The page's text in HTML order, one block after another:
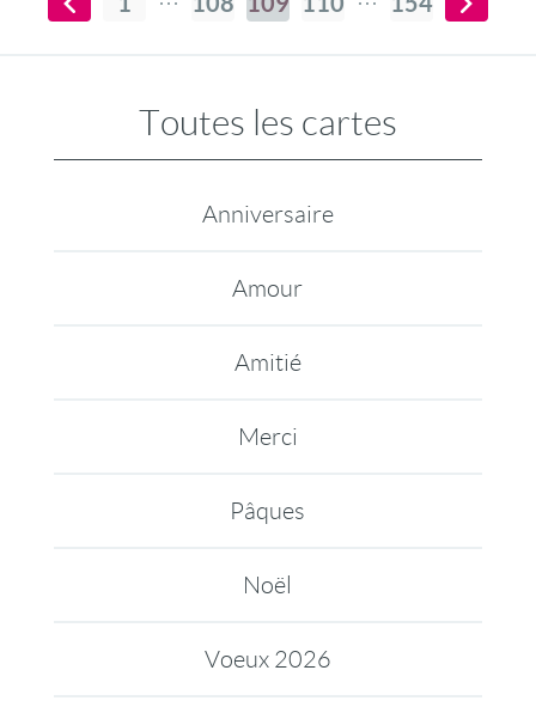
Toutes les cartes
Anniversaire
Amour
Amitié
Merci
Pâques
Noël
Voeux 2026